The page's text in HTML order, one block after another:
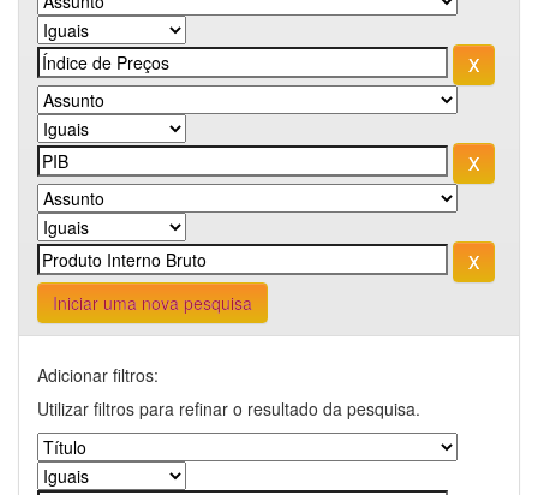
Iniciar uma nova pesquisa
Adicionar filtros:
Utilizar filtros para refinar o resultado da pesquisa.